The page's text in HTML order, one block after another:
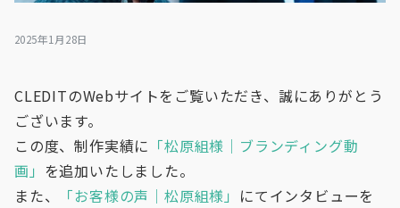
2025年1月28日
CLEDITのWebサイトをご覧いただき、誠にありがとう
ございます。
この度、制作実績に 「松原組様｜ブランディング動
画」 を追加いたしました。
また、
「お客様の声｜松原組様」 にてインタビューを